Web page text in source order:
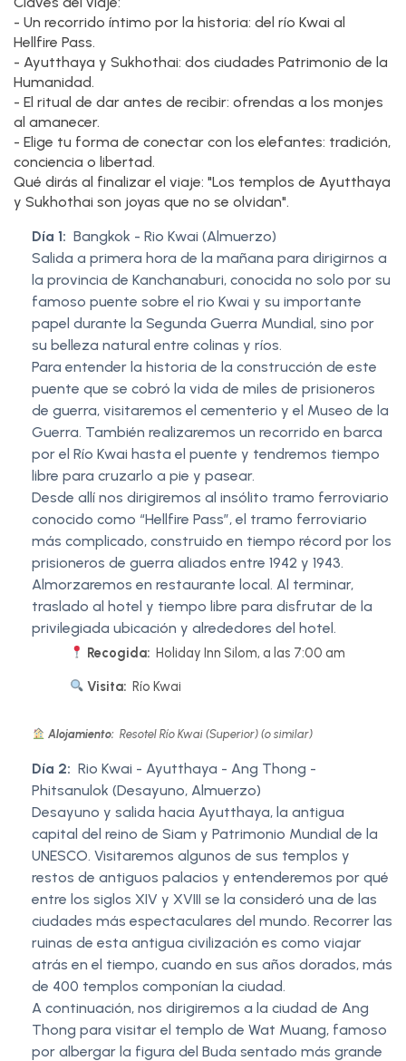
- Un recorrido íntimo por la historia: del río Kwai al
Hellfire Pass.
- Ayutthaya y Sukhothai: dos ciudades Patrimonio de la
Humanidad.
- El ritual de dar antes de recibir: ofrendas a los monjes
al amanecer.
- Elige tu forma de conectar con los elefantes: tradición,
conciencia o libertad.
Qué dirás al finalizar el viaje: "Los templos de Ayutthaya
y Sukhothai son joyas que no se olvidan".
Día 1: Bangkok - Rio Kwai (Almuerzo)
Salida a primera hora de la mañana para dirigirnos a
la provincia de Kanchanaburi, conocida no solo por su
famoso puente sobre el rio Kwai y su importante
papel durante la Segunda Guerra Mundial, sino por
su belleza natural entre colinas y ríos.
Para entender la historia de la construcción de este
puente que se cobró la vida de miles de prisioneros
de guerra, visitaremos el cementerio y el Museo de la
Guerra. También realizaremos un recorrido en barca
por el Río Kwai hasta el puente y tendremos tiempo
libre para cruzarlo a pie y pasear.
Desde allí nos dirigiremos al insólito tramo ferroviario
conocido como “Hellfire Pass”, el tramo ferroviario
más complicado, construido en tiempo récord por los
prisioneros de guerra aliados entre 1942 y 1943.
Almorzaremos en restaurante local. Al terminar,
traslado al hotel y tiempo libre para disfrutar de la
privilegiada ubicación y alrededores del hotel.
Recogida: Holiday Inn Silom, a las 7:00 am
Visita: Río Kwai
Alojamiento: Resotel Río Kwai (Superior) (o similar)
Día 2: Rio Kwai - Ayutthaya - Ang Thong -
Phitsanulok (Desayuno, Almuerzo)
Desayuno y salida hacia Ayutthaya, la antigua
capital del reino de Siam y Patrimonio Mundial de la
UNESCO. Visitaremos algunos de sus templos y
restos de antiguos palacios y entenderemos por qué
entre los siglos XIV y XVIII se la consideró una de las
ciudades más espectaculares del mundo. Recorrer las
ruinas de esta antigua civilización es como viajar
atrás en el tiempo, cuando en sus años dorados, más
de 400 templos componían la ciudad.
A continuación, nos dirigiremos a la ciudad de Ang
Thong para visitar el templo de Wat Muang, famoso
por albergar la figura del Buda sentado más grande